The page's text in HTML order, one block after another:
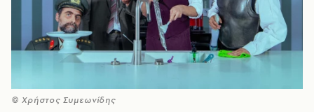
© Χρήστος Συμεωνίδης